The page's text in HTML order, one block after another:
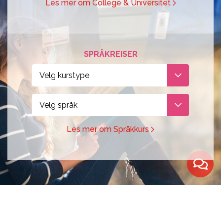
Film, Photo,
Drama,
Music
Business
Environment,
Natural
Science
Law
Sport,
Wellness,
Fitness
Tourism,
Hotel, Event,
Restaurant
STEM-fag
næringslivet
Språkreiser
for
Studiereiser
Les mer om College & Universitet
SPRÅKREISER
Velg kurstype
Velg språk
Les mer om Språkkurs